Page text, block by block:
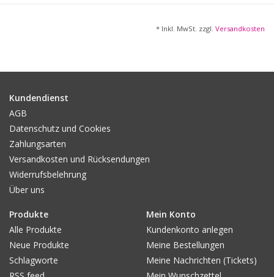
Einträge recto und - oder verso:
Signiert, li. oben num. I
Bibliografie:Inet / Wikipedia // Thieme-Becker
Biografie des Künstlers / Autors:
München
Sonstiges / Erhaltung / Ausstattung (z.B.: PP od. Rahmen) /
Provenienz / Sammlung / Beigabe: Blatt leicht angestaubt
und gering fleckig. Unter PP!
* Inkl. MwSt. zzgl. Versandkosten
Kundendienst
AGB
Datenschutz und Cookies
Zahlungsarten
Versandkosten und Rücksendungen
Widerrufsbelehrung
Über uns
Produkte
Alle Produkte
Neue Produkte
Schlagworte
Mein Konto
Kundenkonto anlegen
Meine Bestellungen
Meine Nachrichten (Tickets)